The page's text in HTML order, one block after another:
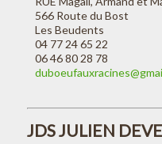
566 Route du Bost
Les Beudents
04 77 24 65 22
06 46 80 28 78
JDS JULIEN